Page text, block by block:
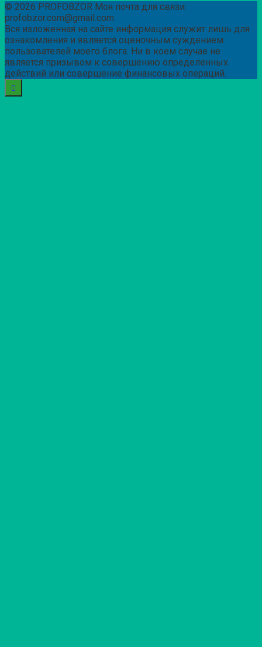
© 2026 PROFOBZOR Моя почта для связи:
profobzor.com@gmail.com
Вся изложенная на сайте информация служит лишь для
ознакомления и является оценочным суждением
пользователей моего блога. Ни в коем случае не
является призывом к совершению определенных
действий или совершение финансовых операций.